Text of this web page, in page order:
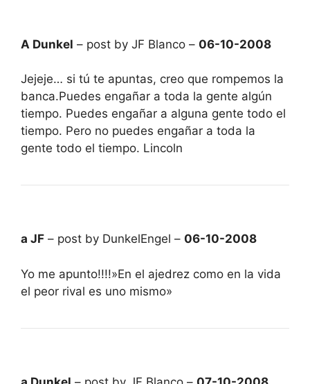
A Dunkel – post by JF Blanco – 06-10-2008
Jejeje… si tú te apuntas, creo que rompemos la
banca.Puedes engañar a toda la gente algún
tiempo. Puedes engañar a alguna gente todo el
tiempo. Pero no puedes engañar a toda la
gente todo el tiempo. Lincoln
a JF – post by DunkelEngel – 06-10-2008
Yo me apunto!!!!»En el ajedrez como en la vida
el peor rival es uno mismo»